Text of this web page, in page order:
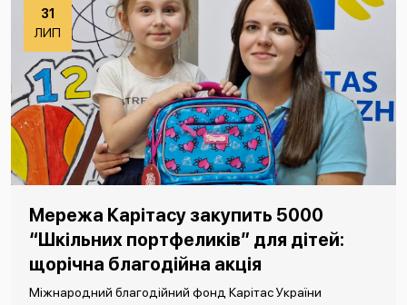
31
ЛИП
Мережа Карітасу закупить 5000
“Шкільних портфеликів” для дітей:
щорічна благодійна акція
Міжнародний благодійний фонд Карітас України